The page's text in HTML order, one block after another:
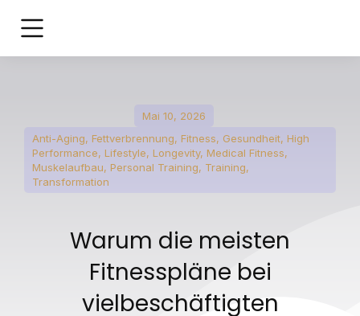
Mai 10, 2026
Anti-Aging, Fettverbrennung, Fitness, Gesundheit, High
Performance, Lifestyle, Longevity, Medical Fitness,
Muskelaufbau, Personal Training, Training,
Transformation
Warum die meisten
Fitnesspläne bei
vielbeschäftigten